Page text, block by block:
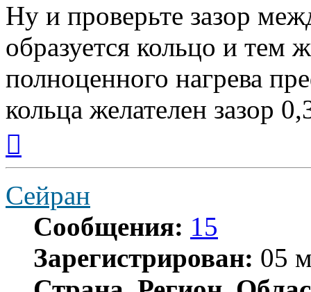
Ну и проверьте зазор
образуется кольцо и тем
полноценного нагрева
кольца желателен зазор
началу
Сейран
Сообщения: 15
Зарегистрирован: 05